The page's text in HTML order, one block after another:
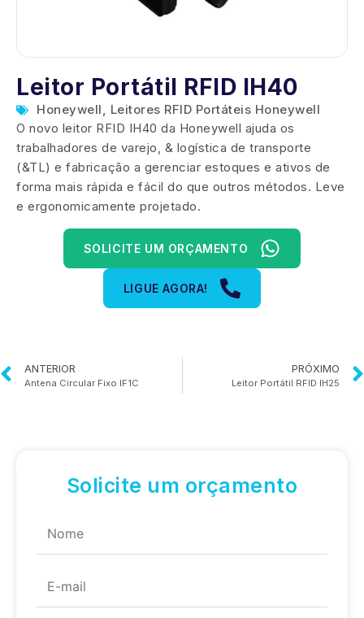
Leitor Portátil RFID IH40
Honeywell, Leitores RFID Portáteis Honeywell
O novo leitor RFID IH40 da Honeywell ajuda os
trabalhadores de varejo, & logística de transporte
(&TL) e fabricação a gerenciar estoques e ativos de
forma mais rápida e fácil do que outros métodos. Leve
e ergonomicamente projetado.
SOLICITE UM ORÇAMENTO
LIGUE AGORA!
ANTERIOR
Antena Circular Fixo IF1C
PRÓXIMO
Leitor Portátil RFID IH25
Solicite um orçamento